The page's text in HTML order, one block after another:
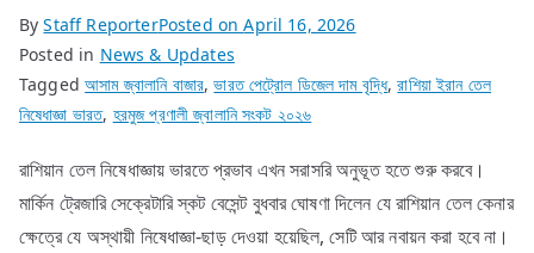
ByStaff ReporterPosted onApril 16, 2026
Posted in News & Updates
Taggedআসাম জ্বালানি বাজার,ভারত পেট্রোল ডিজেল দাম বৃদ্ধি,রাশিয়া ইরান তেল
নিষেধাজ্ঞা ভারত, হরমুজ প্রণালী জ্বালানি সংকট ২০২৬
রাশিয়ান তেল নিষেধাজ্ঞায় ভারতে প্রভাব এখন সরাসরি অনুভূত হতে শুরু করবে।
মার্কিন ট্রেজারি সেক্রেটারি স্কট বেসেন্ট বুধবার ঘোষণা দিলেন যে রাশিয়ান তেল কেনার
ক্ষেত্রে যে অস্থায়ী নিষেধাজ্ঞা-ছাড় দেওয়া হয়েছিল, সেটি আর নবায়ন করা হবে না।